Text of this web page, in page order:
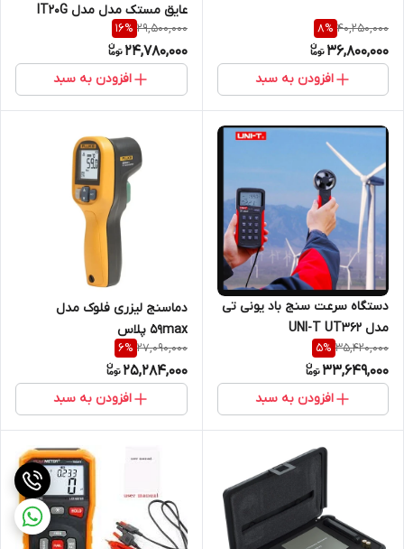
جوش آزما تجهیز 09120741826)
40,250,000
8%
36,800,000
افزودن به سبد
عایق مستک مدل مدل IT20G
29,500,000
16%
24,780,000
افزودن به سبد
دستگاه سرعت سنج باد یونی تی
مدل UNI-T UT362
35,420,000
5%
33,649,000
افزودن به سبد
دماسنج لیزری فلوک مدل
59max پلاس
27,090,000
6%
25,284,000
افزودن به سبد